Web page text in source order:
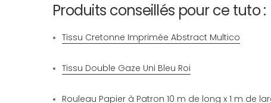
Produits conseillés pour ce tuto :
Tissu Cretonne Imprimée Abstract Multico
Tissu Double Gaze Uni Bleu Roi
Rouleau Papier à Patron 10 m de long x 1 m de